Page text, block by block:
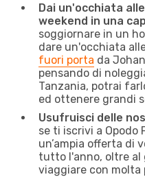
Dai un'occhiata
weekend in una
soggiornare in un
dare un'occhiata
fuori porta da
pensando di
Tanzania, potrai
ed ottenere grandi
Usufruisci delle
se ti iscrivi a Opodo
un’ampia offerta di
tutto l'anno, oltre al
viaggiare con